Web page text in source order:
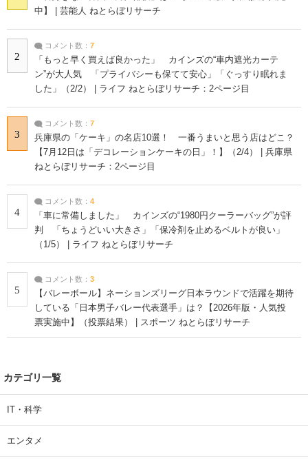
中】 | 芸能人 ねとらぼリサーチ
2
コメント数： 7
「もっと早く買えば良かった」 カインズの“車内遮光カーテ
ン”が大人気 「プライバシーも保てて安心」「ぐっすり眠れま
した」（2/2） | ライフ ねとらぼリサーチ：2ページ目
3
コメント数： 7
兵庫県の「ケーキ」の名店10選！ 一番うまいと思う店はどこ？
【7月12日は「デコレーションケーキの日」！】（2/4） | 兵庫県
ねとらぼリサーチ：2ページ目
4
コメント数： 4
「車に常備しました」 カインズの“1980円クーラーバッグ”が評
判 「ちょうどいい大きさ」「保冷剤を止めるベルトが良い」
（1/5） | ライフ ねとらぼリサーチ
5
コメント数： 3
【バレーボール】ネーションズリーグ日本ラウンドで活躍を期待
している「日本男子バレー代表選手」は？【2026年版・人気投
票実施中】（投票結果） | スポーツ ねとらぼリサーチ
カテゴリ一覧
IT・科学
エンタメ